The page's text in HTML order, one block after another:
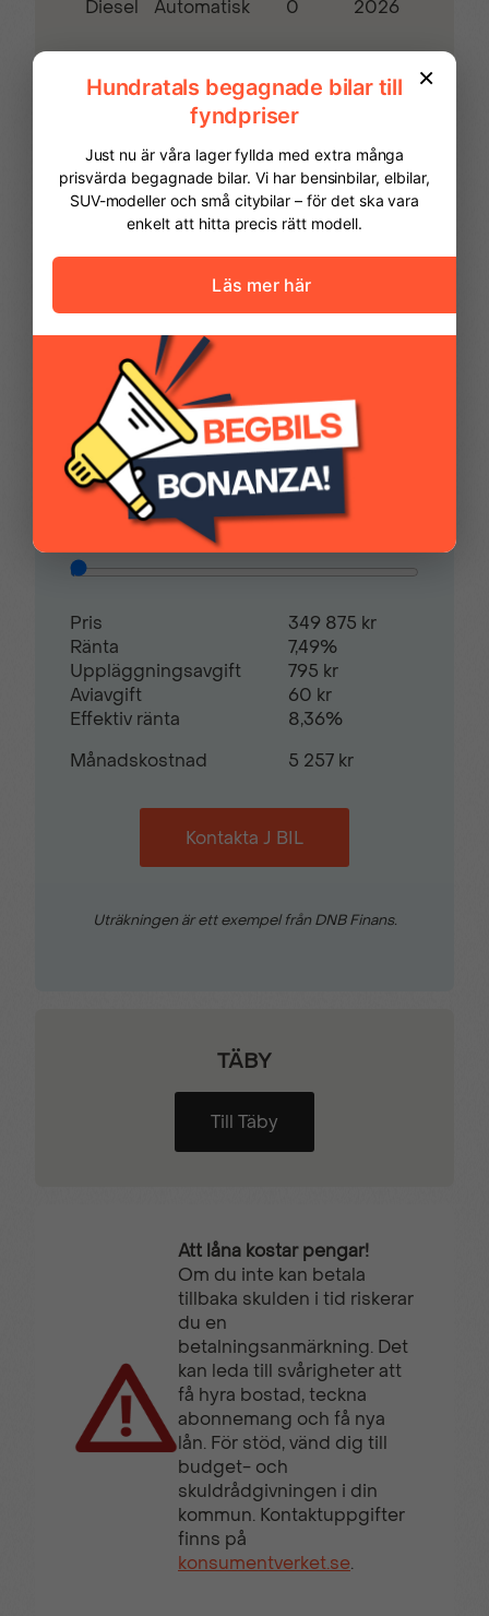
Lastöglor 4 st Look Pack
Puls och
klämskyddsfunktion
Navigation IVI High Parkeringsensorer bak
Parkeringsensorer
Skyddsinklädnad
väggar
Surround rear vision
Magic Mirror
Sidospeglar med
Trådlös mobilladdare Trötthetsvarnare
Uppvärmda säten
Uppvärmd läderklädd
Videoassisterad
Visiopark 180°
Diesel Automatisk 0 2026
FINANSIERING
din bil. Här kan du räkna ut din
månadskostnad och även göra en
ansökan online.
Kontantinsats87 468,00 kr
Avbetalningstid60månader
Pris
349 875 kr
Ränta
7,49%
Uppläggningsavgift
795 kr
Aviavgift
60 kr
Effektiv ränta
8,36%
Månadskostnad
5 257 kr
Kontakta J BIL
Uträkningen är ett exempel från DNB Finans.
TÄBY
Till Täby
Att låna kostar pengar!
Om du inte kan betala
tillbaka skulden i tid riskerar
du en
betalningsanmärkning. Det
kan leda till svårigheter att
få hyra bostad, teckna
abonnemang och få nya
lån. För stöd, vänd dig till
budget- och
skuldrådgivningen i din
kommun. Kontaktuppgifter
finns på
konsumentverket.se.